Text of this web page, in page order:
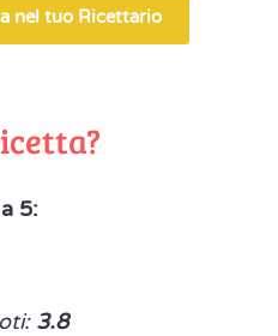
nel tuo Ricettario
5:
3.8